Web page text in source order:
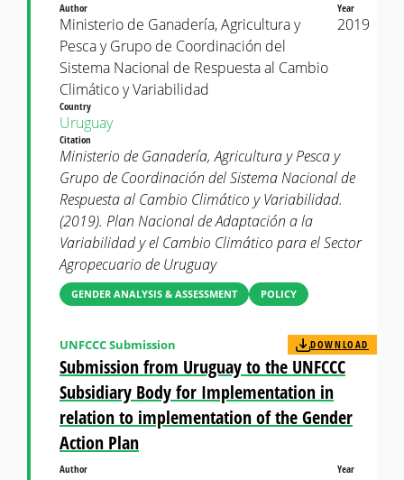
Author
Ministerio de Ganadería, Agricultura y
Pesca y Grupo de Coordinación del
Sistema Nacional de Respuesta al Cambio
Climático y Variabilidad
Year
2019
Country
Uruguay
Citation
Ministerio de Ganadería, Agricultura y Pesca y
Grupo de Coordinación del Sistema Nacional de
Respuesta al Cambio Climático y Variabilidad.
(2019). Plan Nacional de Adaptación a la
Variabilidad y el Cambio Climático para el Sector
Agropecuario de Uruguay
GENDER ANALYSIS & ASSESSMENT POLICY
Submission from Uruguay to the UNFCCC
Subsidiary Body for Implementation in
relation to implementation of the Gender
Action Plan
UNFCCC Submission DOWNLOAD
Author Year